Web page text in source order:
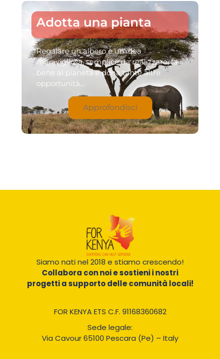
Adotta una pianta
Regalare un albero è un’idea
meravigliosa, semplice da realizzare, fa
bene al pianeta e dona tante altre
opportunità…
Approfondisci
Siamo nati nel 2018 e stiamo crescendo!
Collabora con noi e sostieni i nostri
progetti a supporto delle comunità locali!
FOR KENYA ETS C.F. 91168360682
Sede legale:
Via Cavour 65100 Pescara (Pe) – Italy